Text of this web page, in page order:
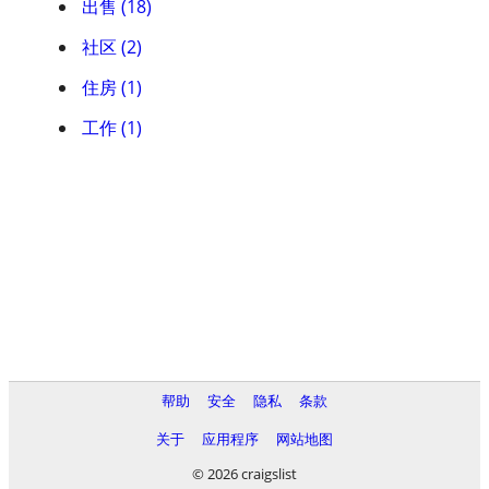
出售 (18)
社区 (2)
住房 (1)
工作 (1)
帮助 安全 隐私
条款
关于
应用程序
网站地图
© 2026 craigslist